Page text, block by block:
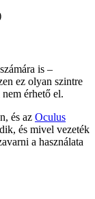
is –
ez olyan szintre
érhető el.
és az Oculus
és mivel vezeték
a használata